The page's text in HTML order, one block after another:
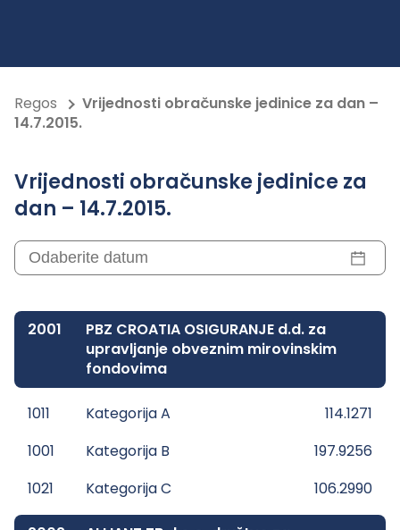
Regos
Vrijednosti obračunske jedinice za dan –
14.7.2015.
Vrijednosti obračunske jedinice za
dan – 14.7.2015.
2001
PBZ CROATIA OSIGURANJE d.d. za
upravljanje obveznim mirovinskim
fondovima
1011 Kategorija A
114.1271
1001
Kategorija B
197.9256
1021
Kategorija C 106.2990